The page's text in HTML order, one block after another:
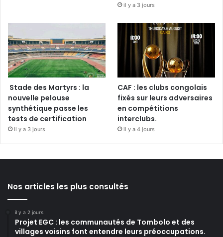
il y a 3 jours
Stade des Martyrs : la
nouvelle pelouse
synthétique passe les
tests de certification
il y a 3 jours
CAF : les clubs congolais
fixés sur leurs adversaires
en compétitions
interclubs.
il y a 4 jours
Nos articles les plus consultés
il y a 2 jours
Projet EGC : les communautés de Tombolo et des
villages voisins font entendre leurs préoccupations.